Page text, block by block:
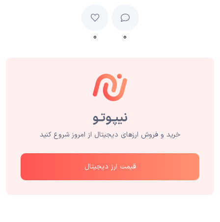
۰ ۰
خرید و فروش ارزهای دیجیتال از امروز شروع کنید
قیمت ارز دیجیتال